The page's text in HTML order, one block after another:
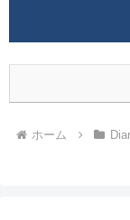
ホーム